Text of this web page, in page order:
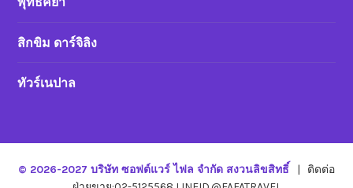
สิกขิม ดาร์จิลิง
ทัวร์เนปาล
© 2026-2027 บริษัท ซอฟต์แวร์ ไฟล จำกัด สงวนลิขสิทธิ์ |
ติดต่อ